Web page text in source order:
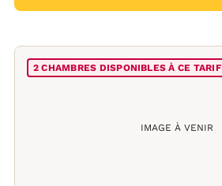
IMAGE À VENIR
2 CHAMBRES DISPONIBLES À CE TARIF